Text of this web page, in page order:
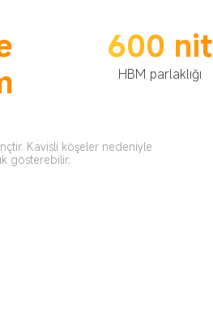
600 nit
HBM parlaklığı
Kavisli köşeler nedeniyle